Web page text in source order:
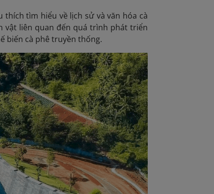
tìm hiểu về lịch sử và văn hóa cà
vật liên quan đến quá trình phát triển
biến cà phê truyền thống.